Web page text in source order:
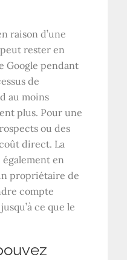
raison d’une
rester en
Google pendant
de
au moins
plus. Pour une
ou des
direct. La
également en
propriétaire de
compte
ce que le